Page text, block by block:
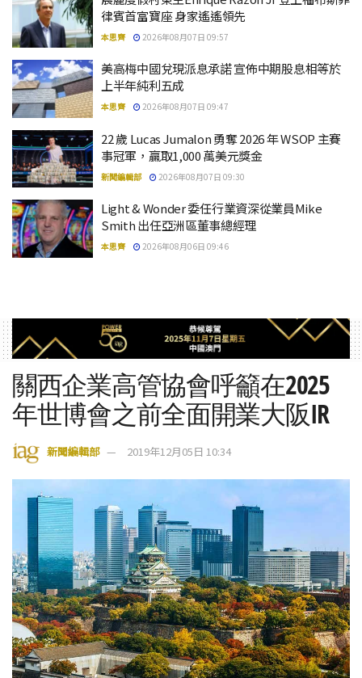
律賓首富寶座 身家遙遙領先
本思齊 2026年08月07日 09:57
美高梅中國兌現派息承諾 宣佈中期股息相等於
上半年純利五成
本思齊 2026年08月07日 09:47
22 歲 Lucas Jumalon 勇奪 2026 年 WSOP 主賽
事冠軍，贏取1,000 萬美元獎金
新聞編輯部 2026年08月07日 09:30
Light & Wonder 委任行業資深從業員Mike
Smith 出任亞洲區董事總經理
本思齊 2026年08月06日 09:46
關西企業高管協會呼籲在2025
年世博會之前全面開業大阪IR
新聞編輯部 2019年12月05日 10:34